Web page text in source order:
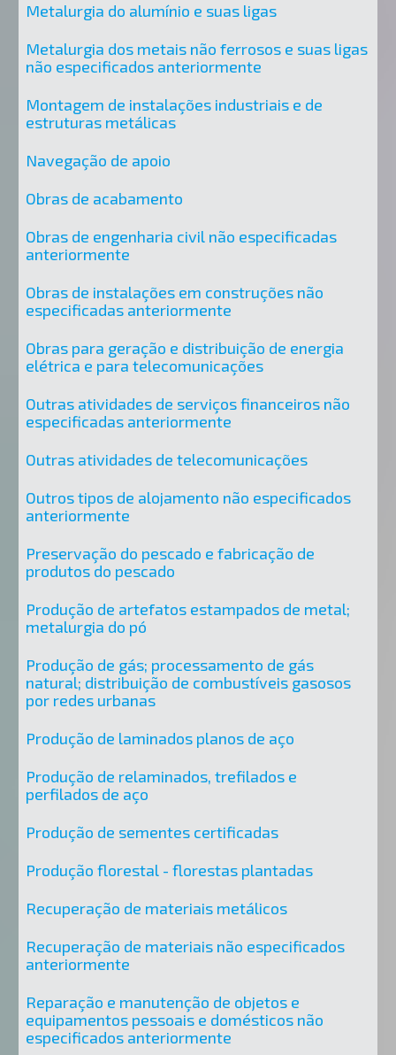
Metalurgia do alumínio e suas ligas
Metalurgia dos metais não ferrosos e suas ligas
não especificados anteriormente
Montagem de instalações industriais e de
estruturas metálicas
Navegação de apoio
Obras de acabamento
Obras de engenharia civil não especificadas
anteriormente
Obras de instalações em construções não
especificadas anteriormente
Obras para geração e distribuição de energia
elétrica e para telecomunicações
Outras atividades de serviços financeiros não
especificadas anteriormente
Outras atividades de telecomunicações
Outros tipos de alojamento não especificados
anteriormente
Preservação do pescado e fabricação de
produtos do pescado
Produção de artefatos estampados de metal;
metalurgia do pó
Produção de gás; processamento de gás
natural; distribuição de combustíveis gasosos
por redes urbanas
Produção de laminados planos de aço
Produção de relaminados, trefilados e
perfilados de aço
Produção de sementes certificadas
Produção florestal - florestas plantadas
Recuperação de materiais metálicos
Recuperação de materiais não especificados
anteriormente
Reparação e manutenção de objetos e
equipamentos pessoais e domésticos não
especificados anteriormente